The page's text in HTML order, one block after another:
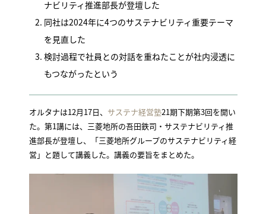
ナビリティ推進部長が登壇した
同社は2024年に4つのサステナビリティ重要テーマ
を見直した
検討過程で社員との対話を重ねたことが社内浸透に
もつながったという
オルタナは12月17日、 サステナ経営塾21期下期第3回を開い
た。第1講には、三菱地所の吾田鉄司・サステナビリティ推
進部長が登壇し、「三菱地所グループのサステナビリティ経
営」と題して講義した。講義の要旨をまとめた。